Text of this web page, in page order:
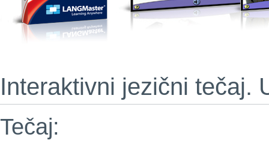
Interaktivni jezični tečaj.
Tečaj: